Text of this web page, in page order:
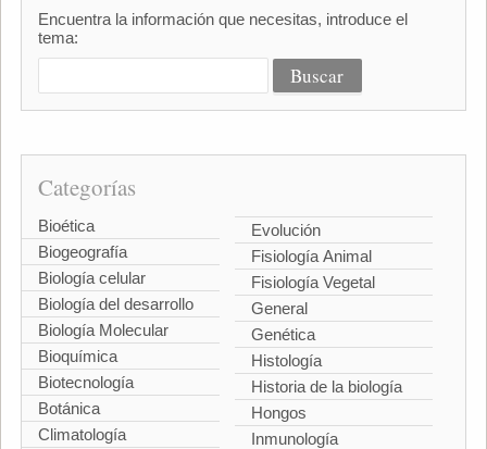
Encuentra la información que necesitas, introduce el
tema:
Categorías
Bioética
Biogeografía
Biología celular
Biología del desarrollo
Biología Molecular
Bioquímica
Biotecnología
Botánica
Climatología
Evolución
Fisiología Animal
Fisiología Vegetal
General
Genética
Histología
Historia de la biología
Hongos
Inmunología